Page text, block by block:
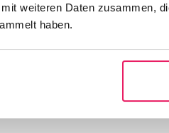
weiteren Daten zusammen,
haben.
in einem modernen
ausgeprägtes
ist: Hanaan Tahir